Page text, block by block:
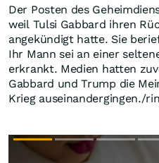
Der Posten des
weil Tulsi Gabbard ihren
angekündigt hatte. Sie
Ihr Mann sei an einer
erkrankt. Medien hatten
Gabbard und Trump die
Krieg auseinandergingen./